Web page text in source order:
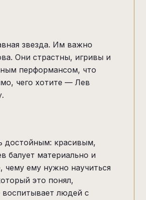
звезда. Им важно
Они страстны, игривы и
перформансом, что
чего хотите — Лев
достойным: красивым,
балует материально и
чему ему нужно научиться
это понял,
людей с